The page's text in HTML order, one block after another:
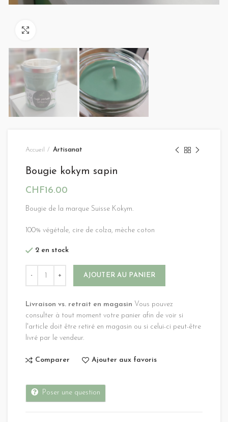
Accueil Artisanat
Bougie kokym sapin
CHF16.00
Bougie de la marque Suisse Kokym.
100% végétale, cire de colza, mèche coton
2 en stock
AJOUTER AU PANIER
Livraison vs. retrait en magasin Vous pouvez
consulter à tout moment votre panier afin de voir si
l'article doit être retiré en magasin ou si celui-ci peut-être
livré par le vendeur.
Comparer Ajouter aux favoris
Poser une question